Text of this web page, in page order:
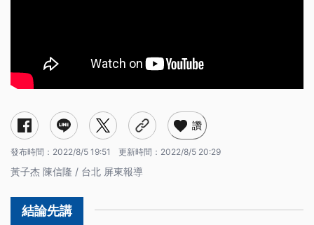
讚
發布時間： 2022/8/5 19:51 更新時間： 2022/8/5 20:29
黃子杰 陳信隆 / 台北 屏東報導